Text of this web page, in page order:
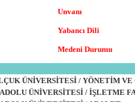
Unvanı
Yabancı Dili
Medeni Durumu
ÜNİVERSİTESİ / YÖNETİM VE
ÜNİVERSİTESİ / İŞLETME